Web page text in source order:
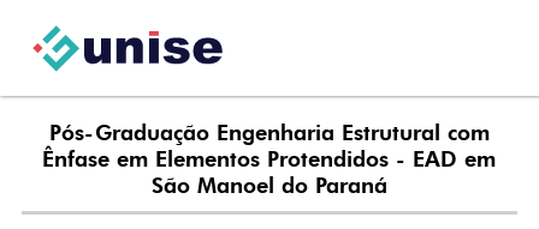
Pós-Graduação Engenharia Estrutural com
Ênfase em Elementos Protendidos - EAD em
São Manoel do Paraná